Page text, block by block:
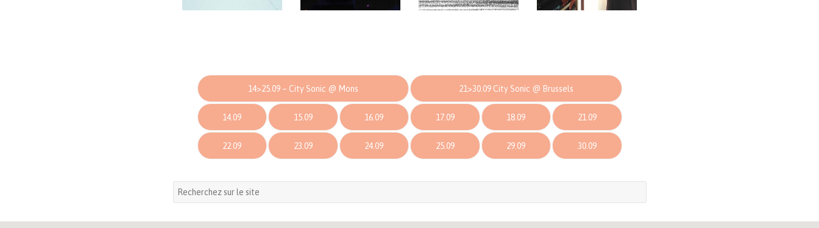
14>25.09 – City Sonic @ Mons 21>30.09 City Sonic @ Brussels
14.09 15.09 16.09 17.09 18.09 21.09
22.09 23.09 24.09 25.09 29.09 30.09